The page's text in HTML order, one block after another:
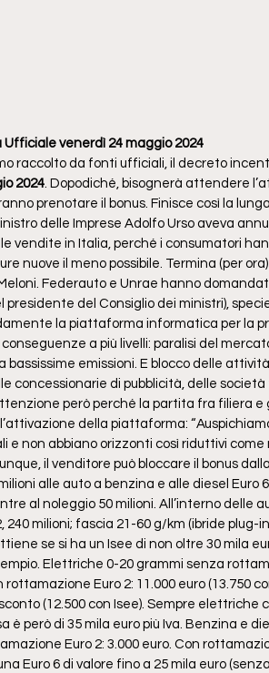
venerdì 24 maggio 2024
raccolto da fonti ufficiali, il decreto
2024. Dopodiché, bisognerà attendere
prenotare il bonus. Finisce così la
delle Imprese Adolfo Urso aveva
vendite in Italia, perché i consumatori
nuove il meno possibile. Termina (per
Federauto e Unrae hanno
del Consiglio dei ministri),
la piattaforma informatica per la
a più livelli: paralisi del
bassissime emissioni. E blocco delle
⁠concessionarie di pubblicità, delle
però perché la partita fra filiera
della piattaforma:
non abbiano orizzonti così riduttivi come
il venditore può bloccare il bonus
alle auto a benzina e alle diesel Euro 6
al noleggio 50 milioni. All’interno delle
milioni; fascia 21-60 g/km (ibride plug-
se si ha un Isee di non oltre 30 mila
Elettriche 0-20 grammi senza
rottamazione Euro 2: 11.000 euro (13.750
(12.500 con Isee). Sempre elettriche
è però di 35 mila euro più Iva. Benzina e
Euro 2: 3.000 euro. Con
Euro 6 di valore fino a 25 mila euro